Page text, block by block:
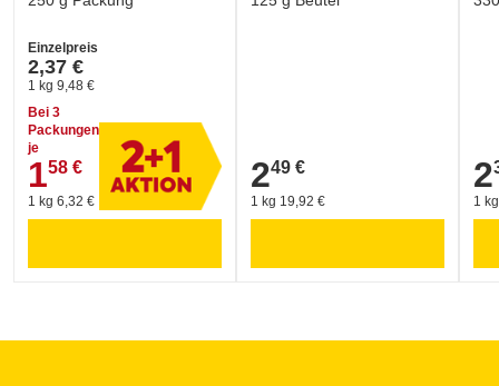
Labelinformationen
Umwelt und Verpackung:
GREEN DOT - ARA (Verpackungskennzeichen)
Umwelt und Verpackung:
RECYCLEBAR
Einzelpreis
2,37 €
1 kg 9,48 €
Bei 3
Packungen
je
1,58 €
158 €
1 kg 6,32 €
2,49 €
249 €
1 kg 19,92 €
2
1